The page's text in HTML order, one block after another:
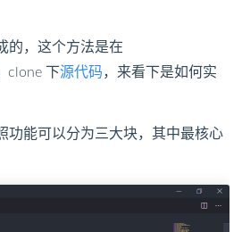
的，这个方法是在
clone 下源代码，来看下是如何实
功能可以分为三大块，其中最核心